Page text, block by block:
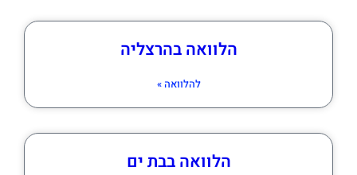
הלוואה בהרצליה
להלוואה »
הלוואה בבת ים